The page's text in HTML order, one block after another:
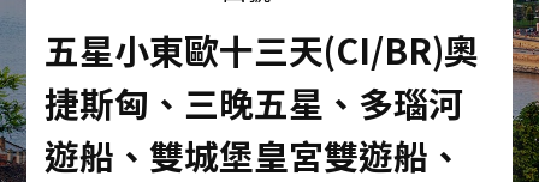
五星小東歐十三天(CI/BR)奧
捷斯匈、三晚五星、多瑙河
遊船、雙城堡皇宮雙遊船、